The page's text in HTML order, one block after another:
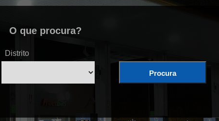
O que procura?
Distrito
Procura